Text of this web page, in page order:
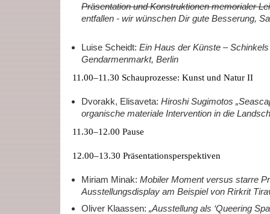
Präsentation und Konstruktionen memorialer
entfallen - wir wünschen Dir gute Besserung,
Luise Scheidt: Ein Haus der Künste –
Gendarmenmarkt, Berlin
11.00–11.30 Schauprozesse: Kunst und Natur II
Dvorakk, Elisaveta: Hiroshi Sugimotos
organische materiale Intervention in die
11.30–12.00 Pause
12.00–13.30 Präsentationsperspektiven
Miriam Minak: Mobiler Moment versus starre
Ausstellungsdisplay am Beispiel von Rirkrit
Oliver Klaassen: „Ausstellung als ‘Queering